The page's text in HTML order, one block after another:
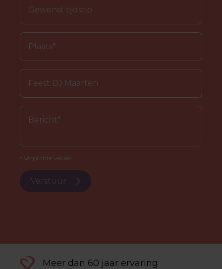
* Verplichte velden.
Verstuur
Meer dan 60 jaar ervaring